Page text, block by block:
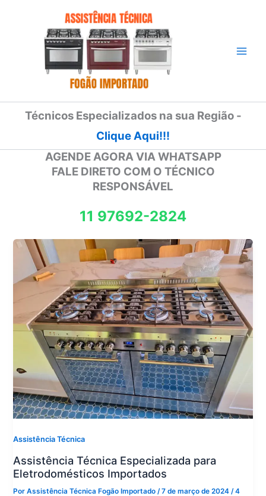
Técnicos Especializados na sua Região -
Clique Aqui!!!
AGENDE AGORA VIA WHATSAPP
FALE DIRETO COM O TÉCNICO
RESPONSÁVEL
11 97692-2824
Assistência Técnica
Assistência Técnica Especializada para
Eletrodomésticos Importados
PorAssistência Técnica Fogão Importado/7 de março de 2024/4